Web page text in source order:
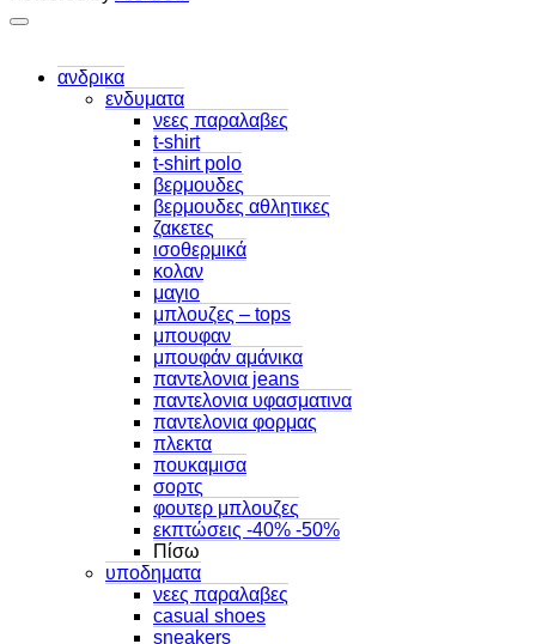
ανδρικα
ενδυματα
νεες παραλαβες
t-shirt
t-shirt polo
βερμουδες
βερμουδες αθλητικες
ζακετες
ισοθερμικά
κολαν
μαγιο
μπλουζες – tops
μπουφαν
μπουφάν αμάνικα
παντελονια jeans
παντελονια υφασματινα
παντελονια φορμας
πλεκτα
πουκαμισα
σορτς
φουτερ μπλουζες
εκπτώσεις -40% -50%
Πίσω
υποδηματα
νεες παραλαβες
casual shoes
sneakers